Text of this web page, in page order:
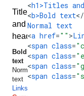
<h1>Titles and
<b>Bold text</
Normal text
<a href="" >
<span class=
<span class=
<span class=
<span class=